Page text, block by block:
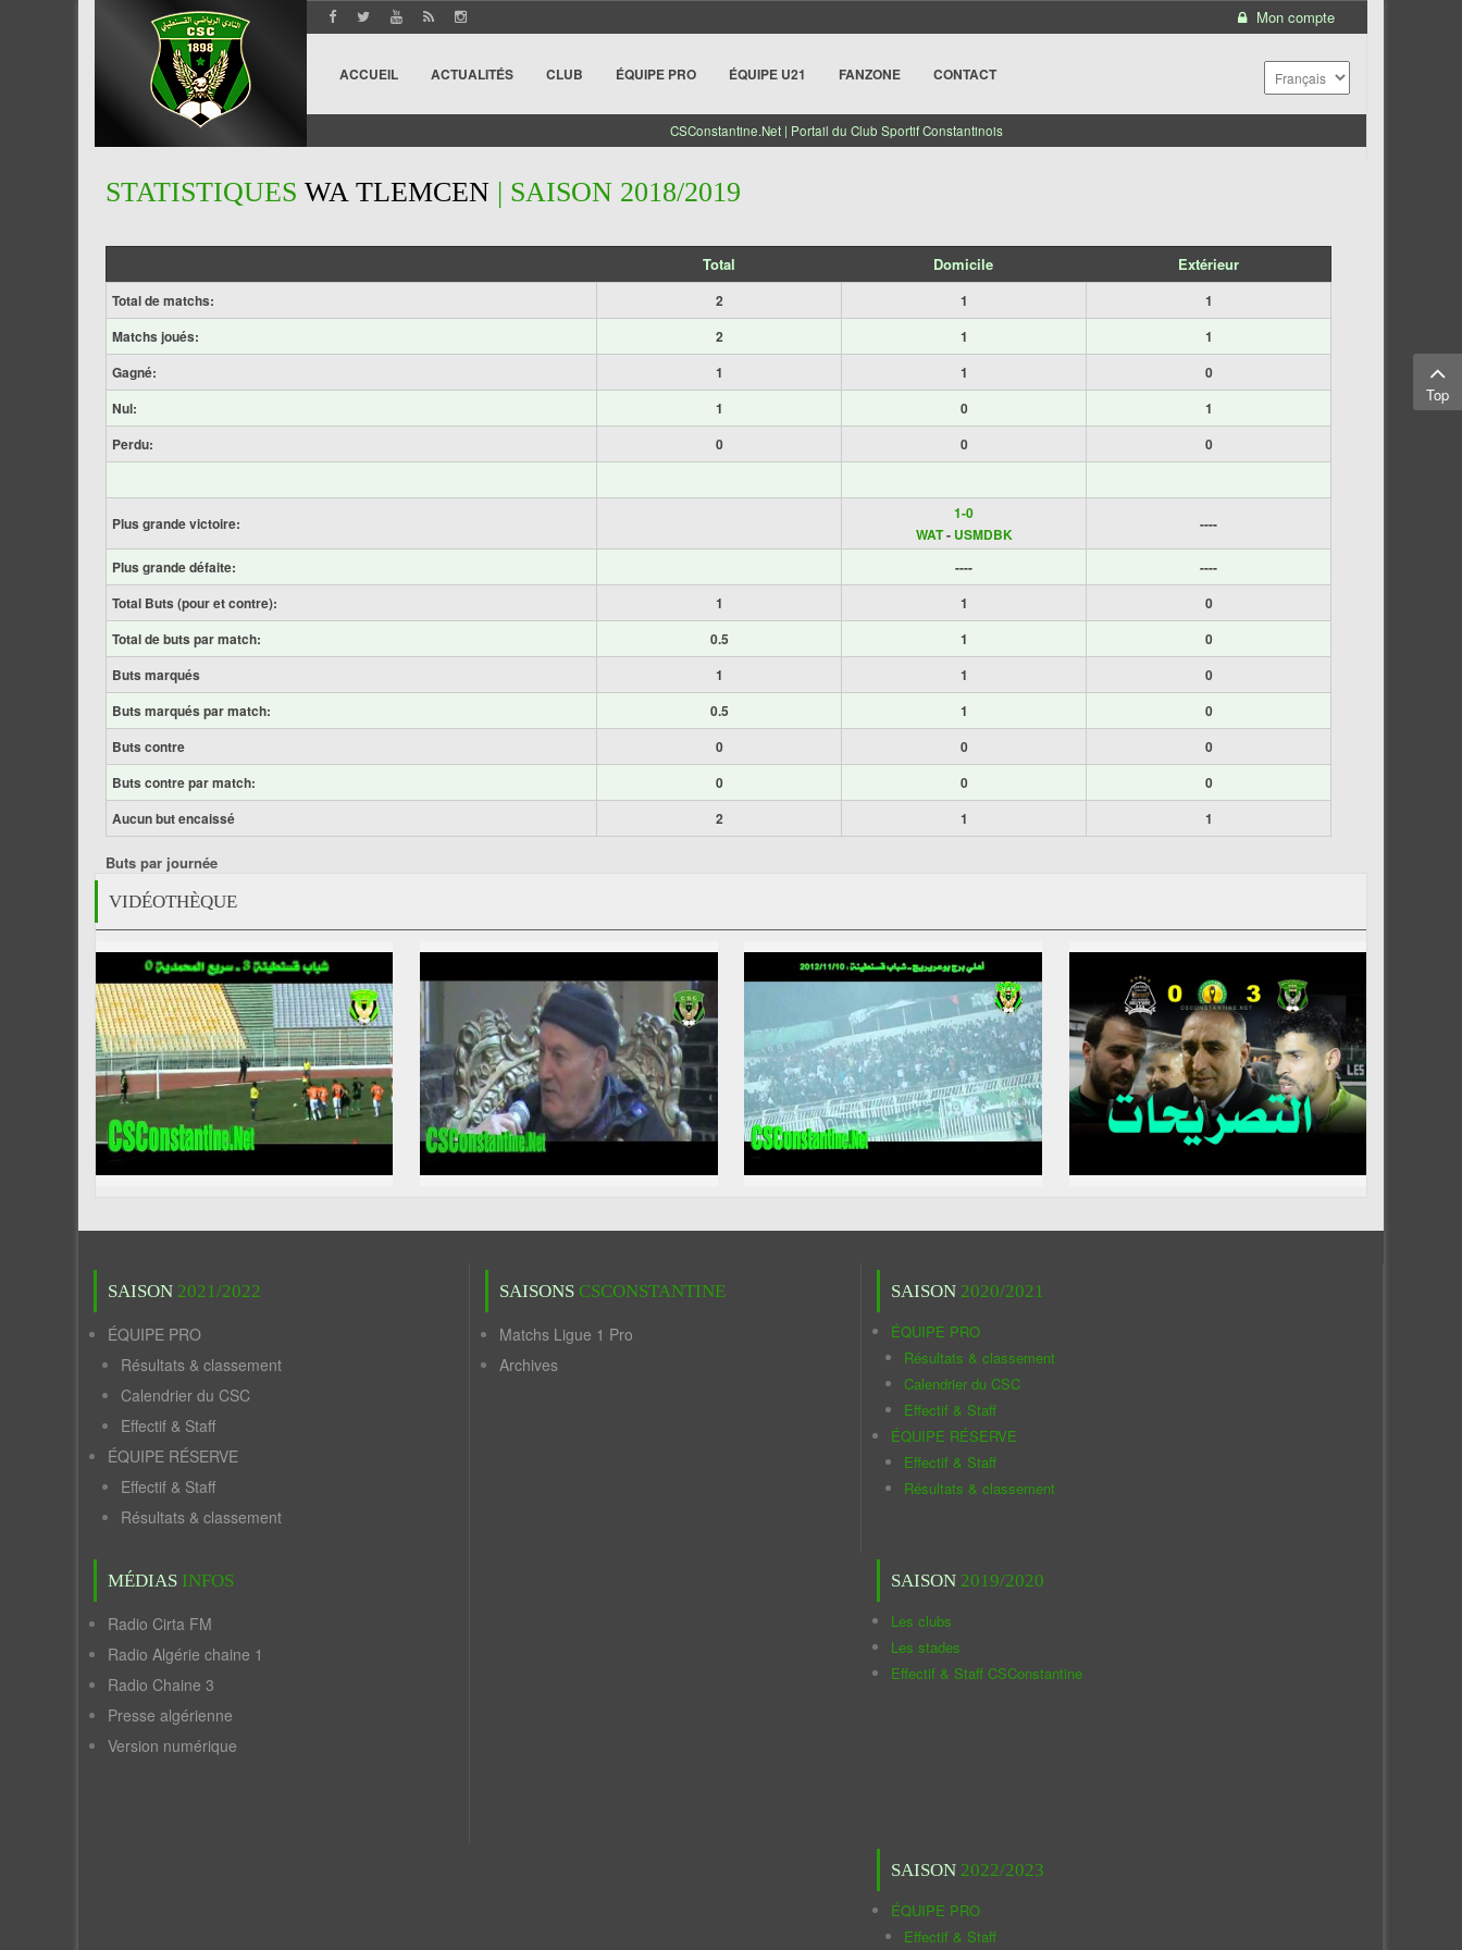
Mon compte
ACCUEIL ACTUALITÉS CLUB ÉQUIPE PRO ÉQUIPE U21 FANZONE CONTACT
CSConstantine.Net | Portail du Club Sportif Constantinois
STATISTIQUES WA TLEMCEN | SAISON 2018/2019
Total Domicile Extérieur
Total de matchs: 2 1
1
Matchs joués:
2 1
1
Gagné:
1 1
0
Nul:
1 0
1
Perdu:
0 0 0
Plus grande victoire:
1-0
WAT- USMDBK
----
Plus grande défaite: ----
----
Total Buts (pour et contre):
1 1
0
Total de buts par match:
0.5 1
0
Buts marqués
1 1
0
Buts marqués par match:
0.5 1
0
Buts contre
0 0
0
Buts contre par match:
0 0
0
Aucun but encaissé
2 1 1
Buts par journée
VIDÉOTHÈQUE
SAISON 2021/2022
ÉQUIPE PRO
Résultats & classement
Calendrier du CSC
Effectif & Staff
ÉQUIPE RÉSERVE
Effectif & Staff
Résultats & classement
MÉDIAS INFOS
Radio Cirta FM
Radio Algérie chaine 1
Radio Chaine 3
Presse algérienne
Version numérique
SAISONS CSCONSTANTINE
Matchs Ligue 1 Pro
Archives
SAISON 2020/2021
ÉQUIPE PRO
Résultats & classement
Calendrier du CSC
Effectif & Staff
ÉQUIPE RÉSERVE
Effectif & Staff
Résultats & classement
SAISON 2019/2020
Les clubs
Les stades
Effectif & Staff CSConstantine
SAISON 2022/2023
ÉQUIPE PRO
Effectif & Staff
Top